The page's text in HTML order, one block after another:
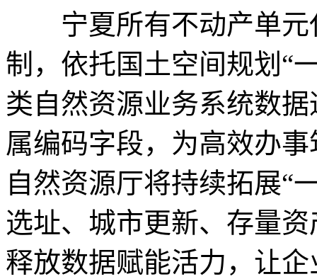
宁夏所有不动产单元
制，依托国土空间规划“
类自然资源业务系统数
属编码字段，为高效办
自然资源厅将持续拓展“
选址、城市更新、存量
释放数据赋能活力，让